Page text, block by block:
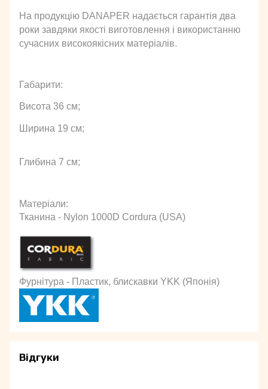
На продукцію DANAPER надається гарантія два
роки завдяки якості виготовлення і використанню
сучасних високоякісних матеріалів.
Габарити:
Висота 36 см;
Ширина 19 см;
Глибина 7 см;
Матеріали:
Тканина - Nylon 1000D Cordura (USA)
Фурнітура - Пластик, блискавки YKK (Японія)
Відгуки